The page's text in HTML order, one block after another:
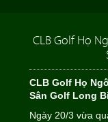
CLB Golf Họ
CLB Golf Họ
Sân Golf Long
Ngày 20/3 vừa